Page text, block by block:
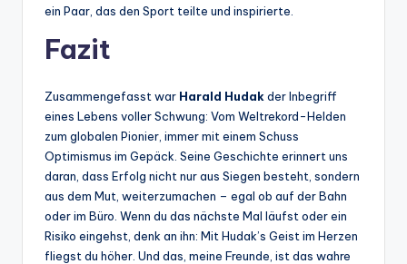
ein Paar, das den Sport teilte und inspirierte.
Fazit
Zusammengefasst war Harald Hudakder Inbegriff
eines Lebens voller Schwung: Vom Weltrekord-Helden
zum globalen Pionier, immer mit einem Schuss
Optimismus im Gepäck. Seine Geschichte erinnert uns
daran, dass Erfolg nicht nur aus Siegen besteht, sondern
aus dem Mut, weiterzumachen – egal ob auf der Bahn
oder im Büro. Wenn du das nächste Mal läufst oder ein
Risiko eingehst, denk an ihn: Mit Hudak’s Geist im Herzen
fliegst du höher. Und das, meine Freunde, ist das wahre